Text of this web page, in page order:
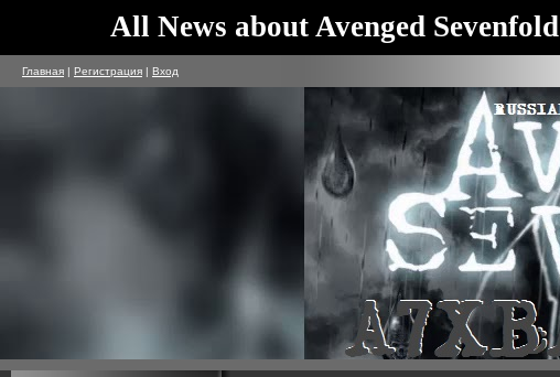
All News about Avenged Sevenfold
Главная | Регистрация | Вход